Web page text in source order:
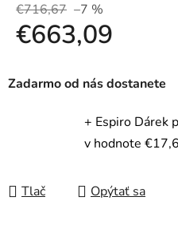
€716,67 –7 %
€663,09
Zadarmo od nás dostanete
+ Espiro Dárek
v hodnote
Tlač Opýtať sa